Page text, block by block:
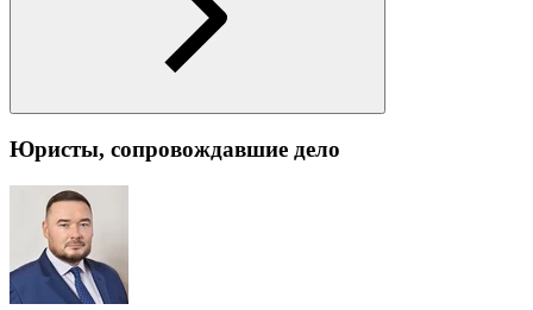
Юристы, сопровождавшие дело